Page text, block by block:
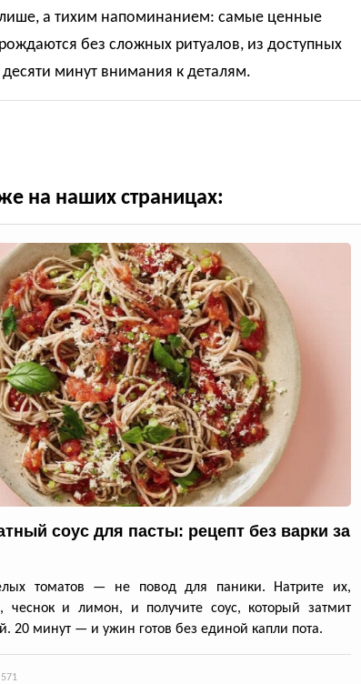
а тихим напоминанием: самые ценные
без сложных ритуалов, из доступных
минут внимания к деталям.
на наших страницах:
соус для пасты: рецепт без варки за
томатов — не повод для паники. Натрите их,
чеснок и лимон, и получите соус, который затмит
20 минут — и ужин готов без единой капли пота.